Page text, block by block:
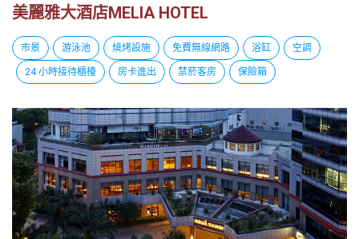
美麗雅大酒店MELIA HOTEL
市景 游泳池 燒烤設施 免費無線網路 浴缸 空調
24 小時接待櫃檯 房卡進出 禁菸客房 保險箱